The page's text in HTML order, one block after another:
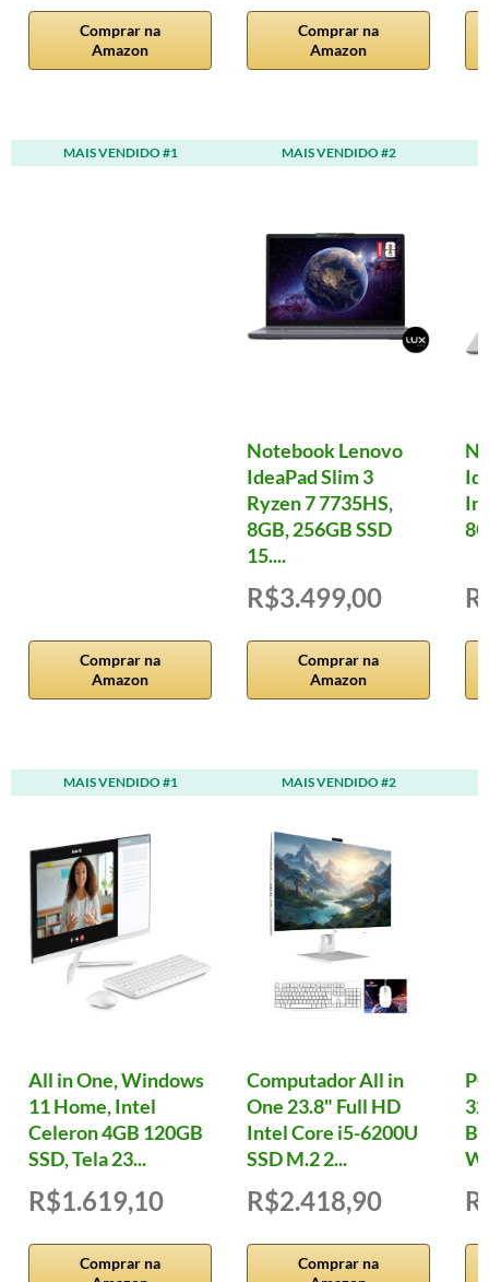
Comprar na
Amazon
Comprar na
Amazon
MAIS VENDIDO #1
Comprar na
Amazon
MAIS VENDIDO #2
Notebook Lenovo
IdeaPad Slim 3
Ryzen 7 7735HS,
8GB, 256GB SSD
15....
R$3.499,00
Comprar na
Amazon
MAIS VENDIDO #1
All in One, Windows
11 Home, Intel
Celeron 4GB 120GB
SSD, Tela 23...
R$1.619,10
Comprar na
MAIS VENDIDO #2
Computador All in
One 23.8" Full HD
Intel Core i5-6200U
SSD M.2 2...
R$2.418,90
Comprar na